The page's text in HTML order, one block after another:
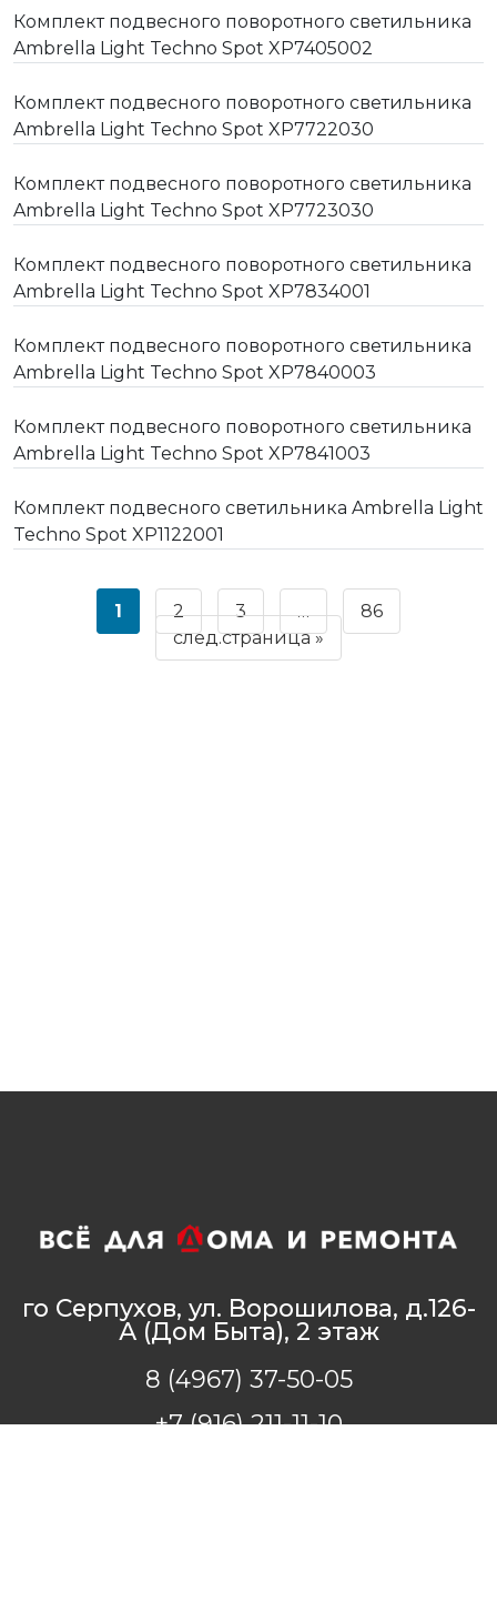
Комплект подвесного поворотного светильника
Ambrella Light Techno Spot XP7405002
Комплект подвесного поворотного светильника
Ambrella Light Techno Spot XP7722030
Комплект подвесного поворотного светильника
Ambrella Light Techno Spot XP7723030
Комплект подвесного поворотного светильника
Ambrella Light Techno Spot XP7834001
Комплект подвесного поворотного светильника
Ambrella Light Techno Spot XP7840003
Комплект подвесного поворотного светильника
Ambrella Light Techno Spot XP7841003
Комплект подвесного светильника Ambrella Light
Techno Spot XP1122001
1 2 3 …
86
след.страница »
го Серпухов, ул. Ворошилова, д.126-
А (Дом Быта), 2 этаж
8 (4967) 37-50-05
+7 (916) 211-11-10